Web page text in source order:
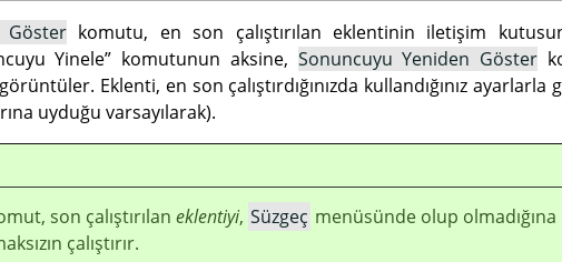
Gösterkomutu, en son çalıştırılan eklentinin iletişim
Yinele” komutunun aksine, Sonuncuyu Yeniden Göster
Eklenti, en son çalıştırdığınızda kullandığınız
uyduğu varsayılarak).
son çalıştırılan eklentiyi, Süzgeç menüsünde olup olmadığına
çalıştırır.